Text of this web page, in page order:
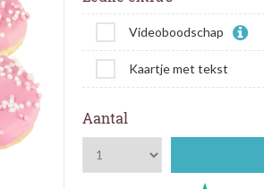
Videoboodschap
Kaartje met tekst
Aantal